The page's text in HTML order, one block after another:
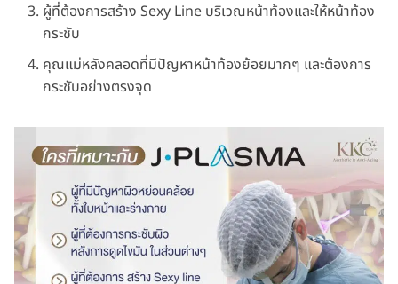
ผู้ที่ต้องการสร้าง Sexy Line บริเวณหน้าท้องและให้หน้าท้อง
กระชับ
คุณแม่หลังคลอดที่มีปัญหาหน้าท้องย้อยมากๆ และต้องการ
กระชับอย่างตรงจุด